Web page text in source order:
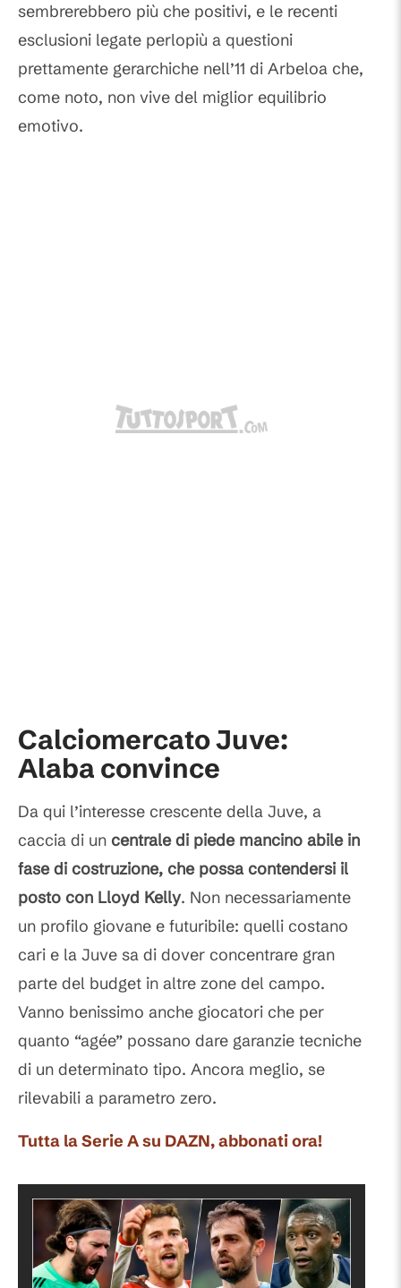
sembrerebbero più che positivi, e le recenti
esclusioni legate perlopiù a questioni
prettamente gerarchiche nell’11 di Arbeloa che,
come noto, non vive del miglior equilibrio
emotivo.
Calciomercato Juve:
Alaba convince
Da qui l’interesse crescente della Juve, a
caccia di un centrale di piede mancino abile in
fase di costruzione, che possa contendersi il
posto con Lloyd Kelly. Non necessariamente
un profilo giovane e futuribile: quelli costano
cari e la Juve sa di dover concentrare gran
parte del budget in altre zone del campo.
Vanno benissimo anche giocatori che per
quanto “agée” possano dare garanzie tecniche
di un determinato tipo. Ancora meglio, se
rilevabili a parametro zero.
Tutta la Serie A su DAZN, abbonati ora!